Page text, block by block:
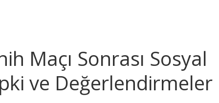
Maçı Sonrası Sosyal
ve Değerlendirmeler